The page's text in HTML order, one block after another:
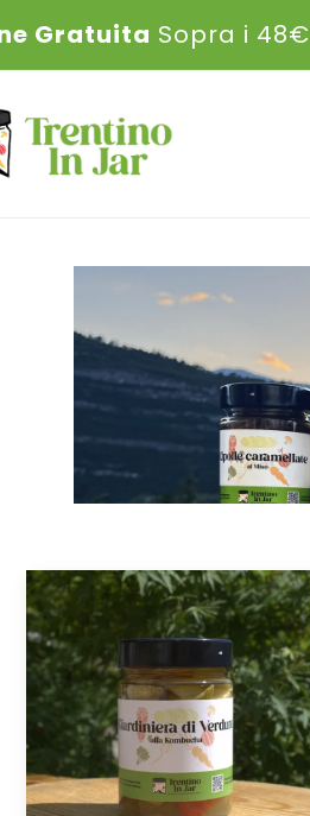
Gratuita Sopra i 48€